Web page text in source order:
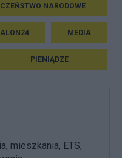
NARODOWE
MEDIA
PIENIĄDZE
mieszkania, ETS,